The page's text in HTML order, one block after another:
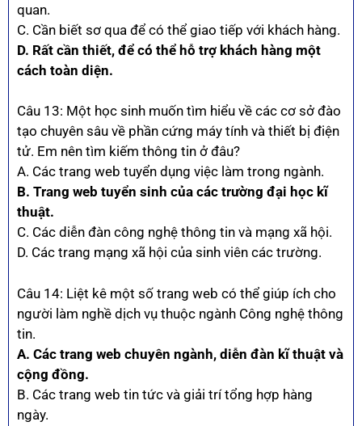
quan.
C. Cần biết sơ qua để có thể giao tiếp với khách hàng.
D. Rất cần thiết, để có thể hỗ trợ khách hàng một
cách toàn diện.
Câu 13: Một học sinh muốn tìm hiểu về các cơ sở đào
tạo chuyên sâu về phần cứng máy tính và thiết bị điện
tử. Em nên tìm kiếm thông tin ở đâu?
A. Các trang web tuyển dụng việc làm trong ngành.
B. Trang web tuyển sinh của các trường đại học kĩ
thuật.
C. Các diễn đàn công nghệ thông tin và mạng xã hội.
D. Các trang mạng xã hội của sinh viên các trường.
Câu 14: Liệt kê một số trang web có thể giúp ích cho
người làm nghề dịch vụ thuộc ngành Công nghệ thông
tin.
A. Các trang web chuyên ngành, diễn đàn kĩ thuật và
cộng đồng.
B. Các trang web tin tức và giải trí tổng hợp hàng
ngày.